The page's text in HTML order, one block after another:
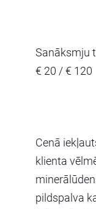
Sanāksmju
€ 20 / € 120
Cenā
klienta
pildspalva